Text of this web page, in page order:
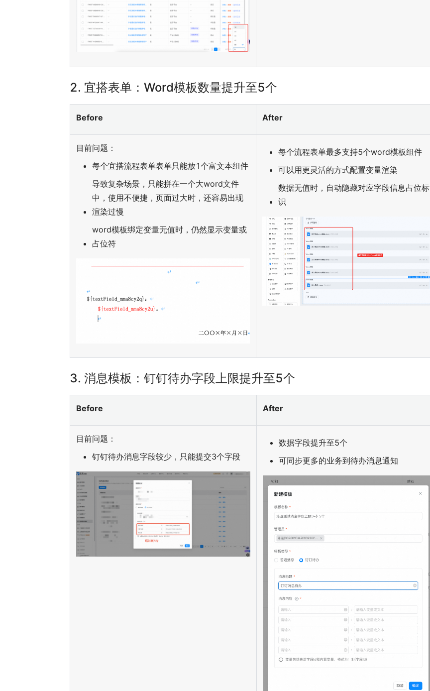
2. 宜搭表单：Word模板数量提升至5个
Before After
目前问题：
每个宜搭流程表单表单只能放1个富文本组件
导致复杂场景，只能拼在一个大word文件
中，使用不便捷，页面过大时，还容易出现
渲染过慢
word模板绑定变量无值时，仍然显示变量或
占位符
每个流程表单最多支持5个word模板组件
可以用更灵活的方式配置变量渲染
数据无值时，自动隐藏对应字段信息占位标
识
3. 消息模板：钉钉待办字段上限提升至5个
Before After
目前问题：
钉钉待办消息字段较少，只能提交3个字段
数据字段提升至5个
可同步更多的业务到待办消息通知